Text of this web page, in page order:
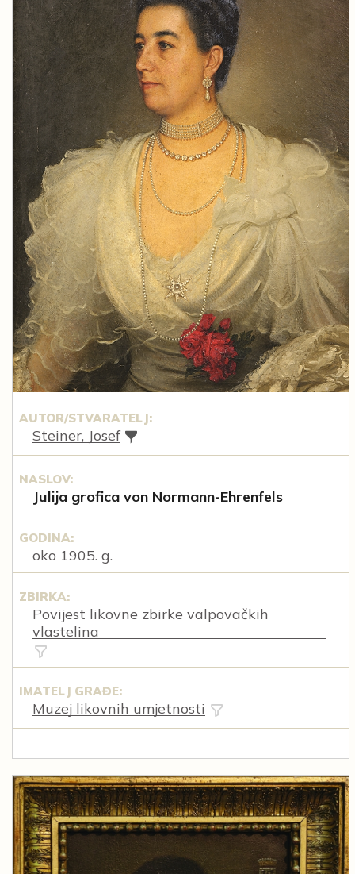
AUTOR/STVARATELJ:
Steiner, Josef
NASLOV:
Julija grofica von Normann-Ehrenfels
GODINA:
oko 1905. g.
ZBIRKA:
Povijest likovne zbirke valpovačkih
vlastelina
IMATELJ GRAĐE:
Muzej likovnih umjetnosti